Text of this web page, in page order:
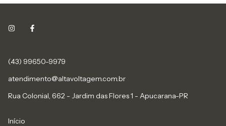
(43) 99650-9979
atendimento@altavoltagem.com.br
Rua Colonial, 662 - Jardim das Flores 1 - Apucarana-PR
Início